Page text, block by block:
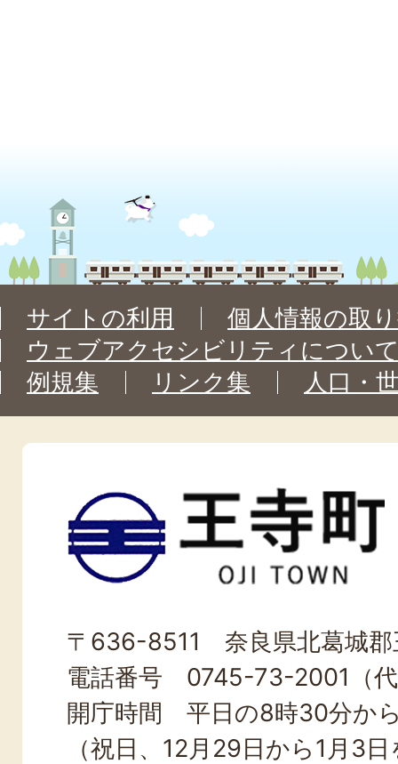
サイトの利用
個人情報の取
ウェブアクセシビリティについ
例規集
リンク集 人口・
王
寺
町
TOWN
〒636-8511 奈良県北葛城郡
電話番号 0745-73-2001（
開庁時間 平日の8時30分か
（祝日、12月29日から1月3